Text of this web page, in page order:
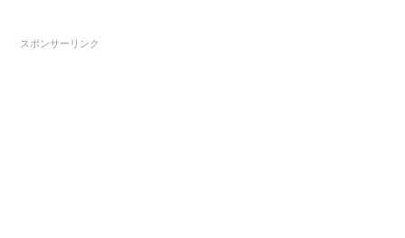
スポンサーリンク